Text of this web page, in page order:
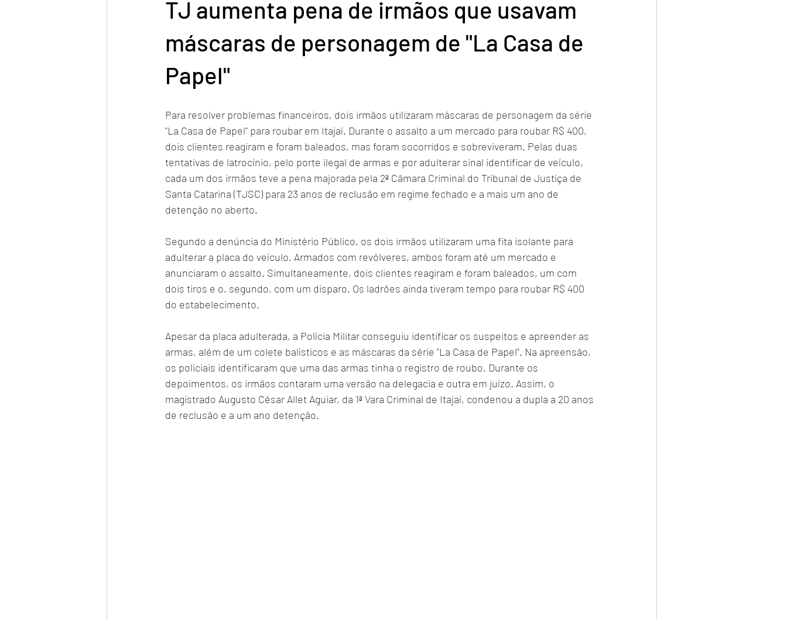
TJ aumenta pena de irmãos que usavam
máscaras de personagem de "La Casa de
Papel"
Para resolver problemas financeiros, dois irmãos utilizaram máscaras de personagem da série
"La Casa de Papel" para roubar em Itajaí. Durante o assalto a um mercado para roubar R$ 400,
dois clientes reagiram e foram baleados, mas foram socorridos e sobreviveram. Pelas duas
tentativas de latrocínio, pelo porte ilegal de armas e por adulterar sinal identificar de veículo,
cada um dos irmãos teve a pena majorada pela 2ª Câmara Criminal do Tribunal de Justiça de
Santa Catarina (TJSC) para 23 anos de reclusão em regime fechado e a mais um ano de
detenção no aberto.
Segundo a denúncia do Ministério Público, os dois irmãos utilizaram uma fita isolante para
adulterar a placa do veículo. Armados com revólveres, ambos foram até um mercado e
anunciaram o assalto. Simultaneamente, dois clientes reagiram e foram baleados, um com
dois tiros e o, segundo, com um disparo. Os ladrões ainda tiveram tempo para roubar R$ 400
do estabelecimento.
Apesar da placa adulterada, a Polícia Militar conseguiu identificar os suspeitos e apreender as
armas, além de um colete balísticos e as máscaras da série "La Casa de Papel". Na apreensão,
os policiais identificaram que uma das armas tinha o registro de roubo. Durante os
depoimentos, os irmãos contaram uma versão na delegacia e outra em juízo. Assim, o
magistrado Augusto César Allet Aguiar, da 1ª Vara Criminal de Itajaí, condenou a dupla a 20 anos
de reclusão e a um ano detenção.